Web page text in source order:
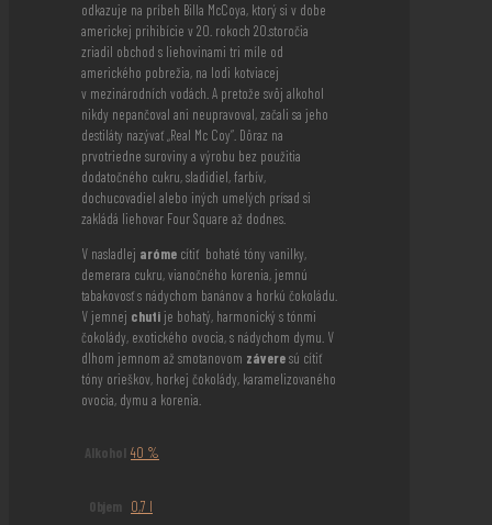
odkazuje na príbeh Billa McCoya, ktorý si v dobe
americkej prihibície v 20. rokoch 20.storočia
zriadil obchod s liehovinami tri míle od
amerického pobrežia, na lodi kotviacej
v mezinárodních vodách. A pretože svôj alkohol
nikdy nepančoval ani neupravoval, začali sa jeho
destiláty nazývať „Real Mc Coy“. Dôraz na
prvotriedne suroviny a výrobu bez použitia
dodatočného cukru, sladidiel, farbív,
dochucovadiel alebo iných umelých prísad si
zakládá liehovar Four Square až dodnes.
V nasladlej aróme cítiť bohaté tóny vanilky,
demerara cukru, vianočného korenia, jemnú
tabakovosť s nádychom banánov a horkú čokoládu.
V jemnej chutije bohatý, harmonický s tónmi
čokolády, exotického ovocia, s nádychom dymu. V
dlhom jemnom až smotanovom záveresú cítiť
tóny orieškov, horkej čokolády, karamelizovaného
ovocia, dymu a korenia.
Alkohol 40 %
Objem 0,7 l